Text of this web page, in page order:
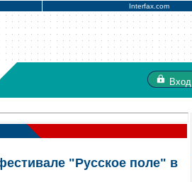
Interfax.com
Вход
"Русское поле" в